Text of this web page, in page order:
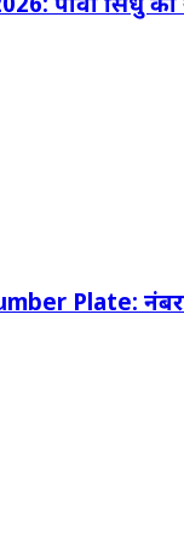
पीवी सिंधु को
Plate: